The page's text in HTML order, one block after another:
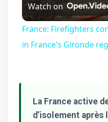
Watch on
France: Firefighters
in France's Gironde
La France active
d’isolement après